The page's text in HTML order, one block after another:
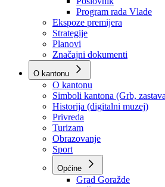
*Poslanička pitanja
Vlada
Poslovnik
Program rada Vlade
Ekspoze premijera
Strategije
Planovi
Značajni dokumenti
O kantonu
O kantonu
Simboli kantona (Grb, zastava)
Historija (digitalni muzej)
Privreda
Turizam
Obrazovanje
Sport